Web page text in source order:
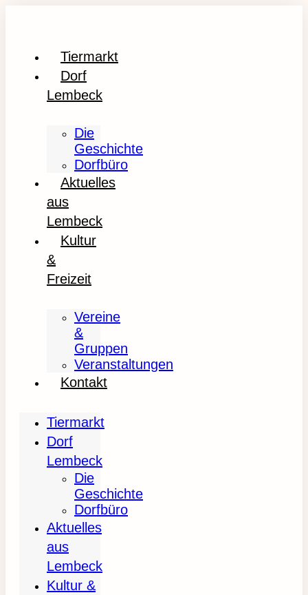
Tiermarkt
Dorf
Lembeck
Die
Geschichte
Dorfbüro
Aktuelles
aus
Lembeck
Kultur
&
Freizeit
Vereine
&
Gruppen
Veranstaltungen
Kontakt
Tiermarkt
Dorf
Lembeck
Die
Geschichte
Dorfbüro
Aktuelles
aus
Lembeck
Kultur &